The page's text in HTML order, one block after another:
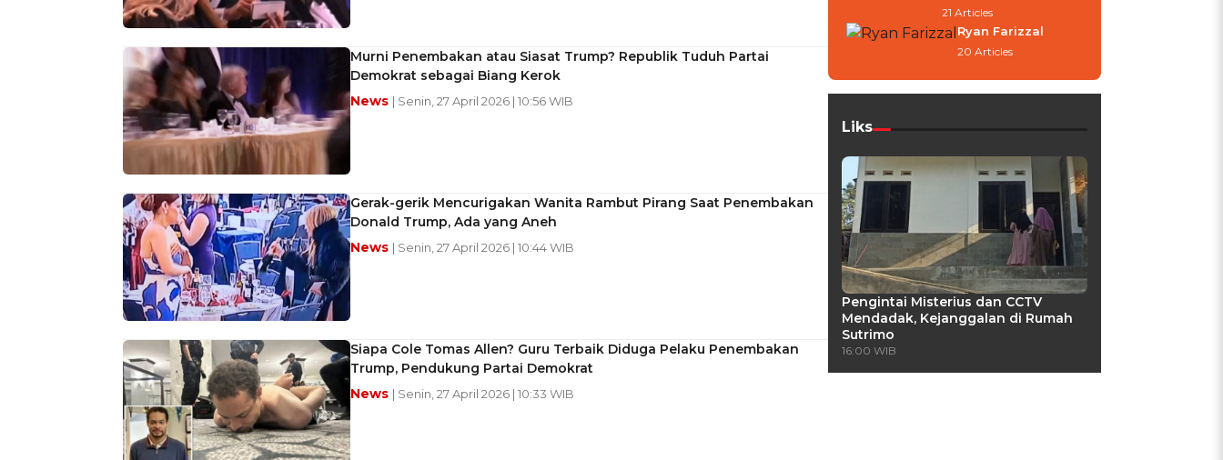
Murni Penembakan atau Siasat Trump? Republik Tuduh Partai
Demokrat sebagai Biang Kerok
News | Senin, 27 April 2026 | 10:56 WIB
Gerak-gerik Mencurigakan Wanita Rambut Pirang Saat Penembakan
Donald Trump, Ada yang Aneh
News | Senin, 27 April 2026 | 10:44 WIB
Siapa Cole Tomas Allen? Guru Terbaik Diduga Pelaku Penembakan
Trump, Pendukung Partai Demokrat
News | Senin, 27 April 2026 | 10:33 WIB
21 Articles
Ryan Farizzal
20 Articles
Liks
Pengintai Misterius dan CCTV
Mendadak, Kejanggalan di Rumah
Sutrimo
16:00 WIB